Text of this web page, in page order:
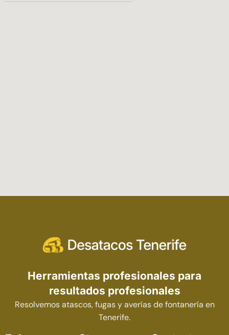
Herramientas profesionales para
resultados profesionales
Resolvemos atascos, fugas y averías de fontanería en
Tenerife.